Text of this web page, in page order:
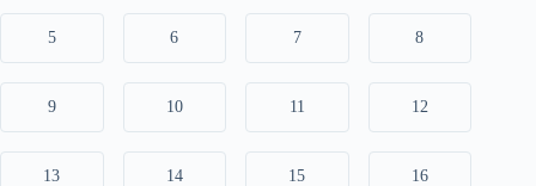
5 6 7 8
9 10 11 12
13 14 15 16